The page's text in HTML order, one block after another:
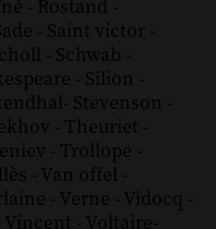
- Rostand -
- Saint victor -
- Schwab -
- Silion -
- Stevenson -
- Theuriet -
- Trollope -
- Van offel -
- Verne - Vidocq -
Vincent - Voltaire-